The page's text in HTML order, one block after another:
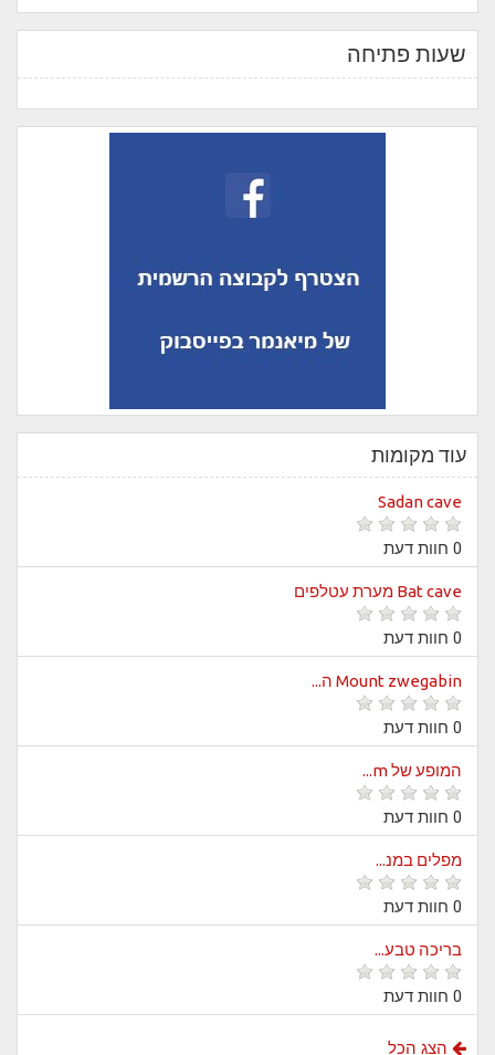
שעות פתיחה
עוד מקומות
Sadan cave
0 חוות דעת
Bat cave מערת עטלפים
0 חוות דעת
Mount zwegabin ה...
0 חוות דעת
המופע של m...
0 חוות דעת
מפלים במנ...
0 חוות דעת
בריכה טבע...
0 חוות דעת
הצג הכל